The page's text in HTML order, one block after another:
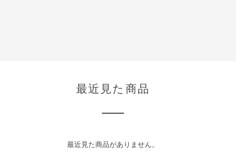
最近見た商品
最近見た商品がありません。